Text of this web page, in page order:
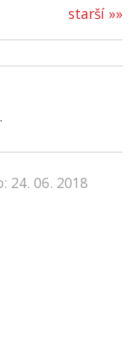
starší »»
24. 06. 2018